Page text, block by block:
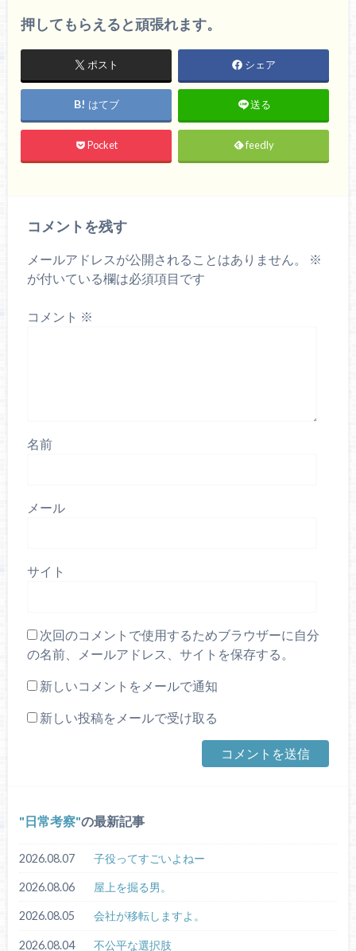
押してもらえると頑張れます。
ポスト シェア
はてブ 送る
Pocket feedly
コメントを残す
メールアドレスが公開されることはありません。
※
が付いている欄は必須項目です
コメント ※
名前
メール
サイト
次回のコメントで使用するためブラウザーに自分
の名前、メールアドレス、サイトを保存する。
新しいコメントをメールで通知
新しい投稿をメールで受け取る
日常考察 の最新記事
2026.08.07 子役ってすごいよねー
2026.08.06 屋上を掘る男。
2026.08.05 会社が移転しますよ。
2026.08.04 不公平な選択肢